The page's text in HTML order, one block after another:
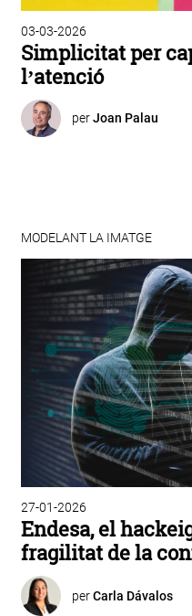
03-03-2026
Simplicitat per
l’atenció
perJoan Palau
MODELANT LA IMATGE
27-01-2026
Endesa, el
fragilitat de la
perCarla Dávalos